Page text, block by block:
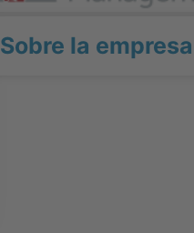
Sobre la empresa